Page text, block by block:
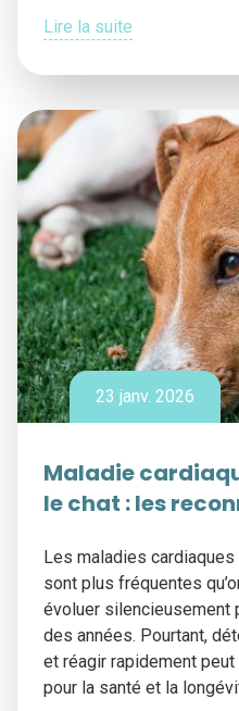
Lire la suite
23 janv. 2026
Maladie
le chat : les
Les maladies
sont plus fréquentes
évoluer silencieusement
des années. Pourtant,
et réagir rapidement
pour la santé et la